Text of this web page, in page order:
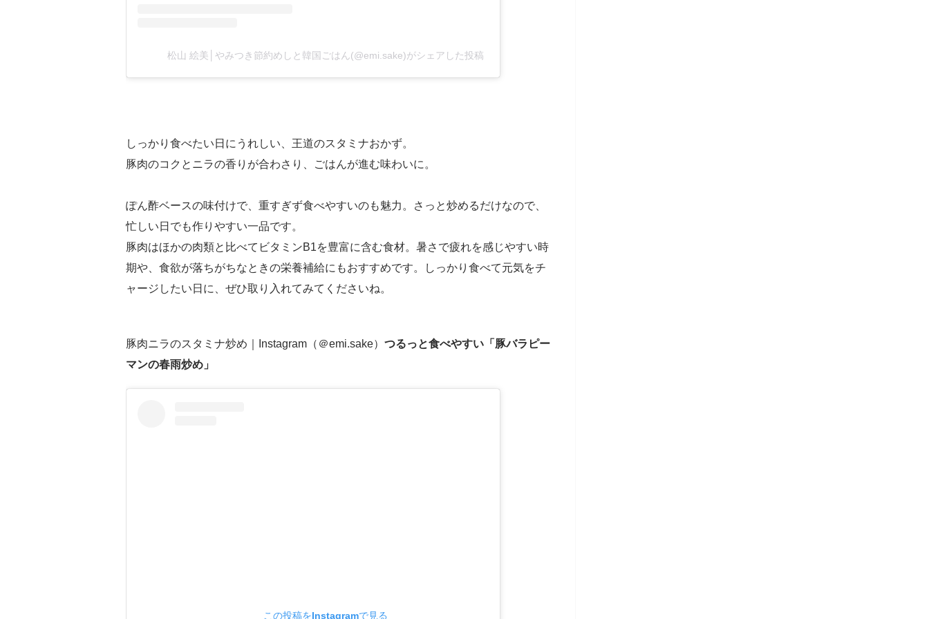
松山 絵美│やみつき節約めしと韓国ごはん(@emi.sake)がシェアした投稿
しっかり食べたい日にうれしい、王道のスタミナおかず。
豚肉のコクとニラの香りが合わさり、ごはんが進む味わいに。
ぽん酢ベースの味付けで、重すぎず食べやすいのも魅力。さっと炒めるだけなので、
忙しい日でも作りやすい一品です。
豚肉はほかの肉類と比べてビタミンB1を豊富に含む食材。暑さで疲れを感じやすい時
期や、食欲が落ちがちなときの栄養補給にもおすすめです。しっかり食べて元気をチ
ャージしたい日に、ぜひ取り入れてみてくださいね。
豚肉ニラのスタミナ炒め｜Instagram（＠emi.sake） つるっと食べやすい「豚バラピー
マンの春雨炒め」
この投稿をInstagramで見る